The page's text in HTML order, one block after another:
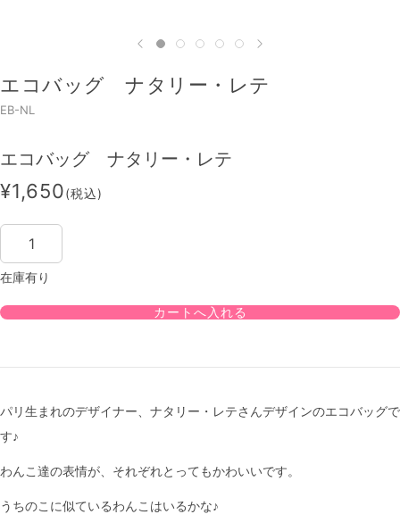
エコバッグ ナタリー・レテ
EB-NL
エコバッグ ナタリー・レテ
¥1,650(税込)
在庫有り
パリ生まれのデザイナー、ナタリー・レテさんデザインのエコバッグで
す♪
わんこ達の表情が、それぞれとってもかわいいです。
うちのこに似ているわんこはいるかな♪